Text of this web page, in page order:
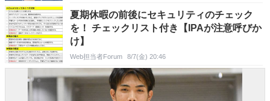
夏期休暇の前後にセキュリティのチェック
を！ チェックリスト付き【IPAが注意呼びか
け】
Web担当者Forum 8/7(金) 20:46